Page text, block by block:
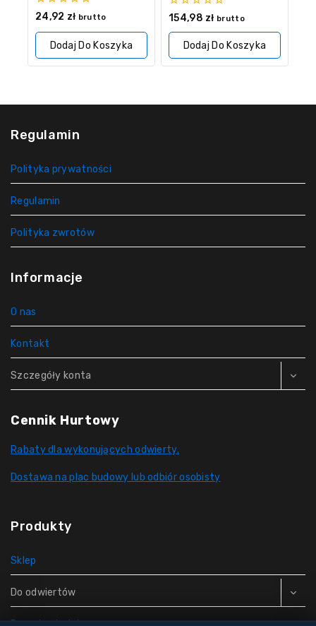
0
5
24,92 zł brutto
Dodaj Do Koszyka
0
5
154,98 zł brutto
Dodaj Do Koszyka
Regulamin
Polityka prywatności
Regulamin
Polityka zwrotów
Informacje
O nas
Kontakt
Szczegóły konta
Cennik Hurtowy
Rabaty dla wykonujących odwierty.
Dostawa na plac budowy lub odbiór osobisty
Produkty
Sklep
Do odwiertów